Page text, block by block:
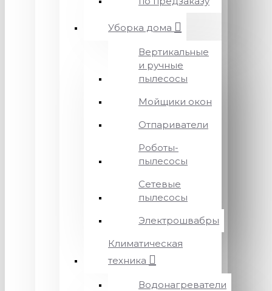
Уборка дома
Вертикальные
и ручные
пылесосы
Мойщики окон
Отпариватели
Роботы-
пылесосы
Сетевые
пылесосы
Электрошвабры
Климатическая
техника
Водонагреватели